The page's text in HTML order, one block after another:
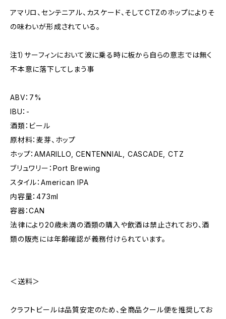
アマリロ、センテニアル、カスケード、そしてCTZのホップによりそ
の味わいが形成されている。
注1）サーフィンにおいて波に乗る時に板から自らの意志では無く
不本意に落下してしまう事
ABV：7%
IBU：-
酒類：ビール
原材料：麦芽、ホップ
ホップ：AMARILLO, CENTENNIAL, CASCADE, CTZ
ブリュワリー：Port Brewing
スタイル：American IPA
内容量：473ml
容器：CAN
法律により20歳未満の酒類の購入や飲酒は禁止されており、酒
類の販売には年齢確認が義務付けられています。
＜送料＞
クラフトビールは品質安定のため、全商品クール便を推奨してお